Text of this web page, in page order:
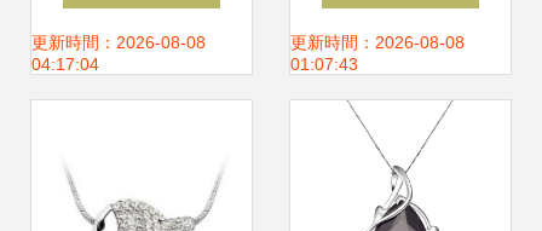
時閃耀登場
更新時間：2026-08-08
04:17:04
寶首飾新星，7天
無憂購物體驗
更新時間：2026-08-08
01:07:43